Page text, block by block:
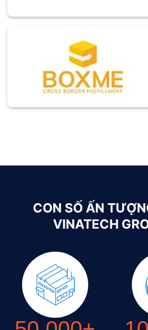
CON SỐ ẤN
VINATECH